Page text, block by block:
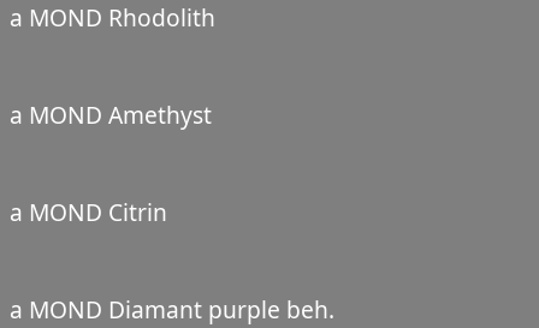
a MOND Rhodolith
a MOND Amethyst
a MOND Citrin
a MOND Diamant purple beh.